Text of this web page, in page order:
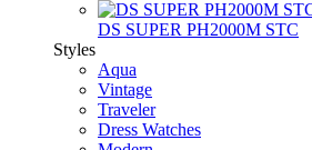
DS SUPER PH2000M STC
Styles
Aqua
Vintage
Traveler
Dress Watches